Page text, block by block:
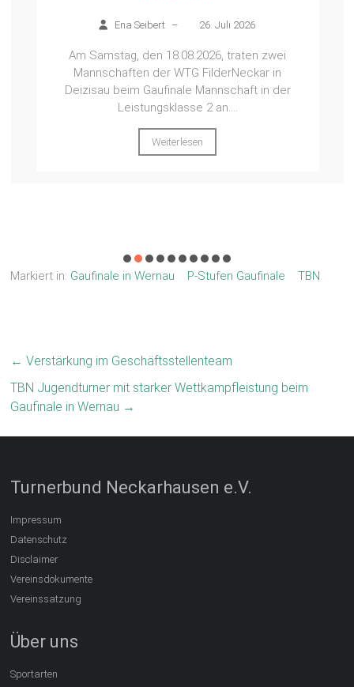
Ena Seibert – 26. Juli 2026
Am Samstag, den 18.08.2026, traten zwei
Mannschaften der WTG FilderNeckar in
Deizisau beim Gaufinale Mannschaft in der
Leistungsklasse 2 an....
Weiterlesen
Markiert in: Gaufinale in Wernau P-Stufen Gaufinale TBN
← Verstärkung im Geschäftsstellenteam
TBN Jugendturner mit starker Wettkampfleistung beim
Gaufinale in Wernau →
Turnerbund Neckarhausen e.V.
Impressum
Datenschutz
Disclaimer
Vereinsdokumente
Vereinssatzung
Über uns
Sportarten